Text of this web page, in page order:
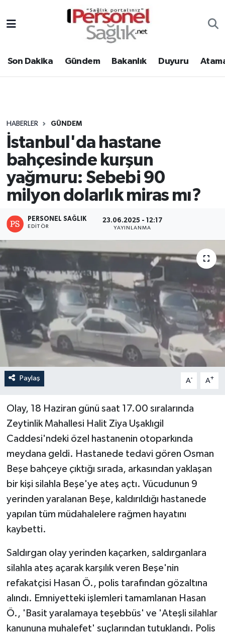
Son Dakika Gündem Bakanlık Duyuru
HABERLER GÜNDEM
İstanbul'da hastane
bahçesinde kurşun
yağmuru: Sebebi 90
milyon dolarlık miras mı?
PERSONEL SAĞLIK
EDITÖR
23.06.2025 - 12:17
YAYINLANMA
Paylaş A- A+
Olay, 18 Haziran günü saat 17.00 sıralarında
Zeytinlik Mahallesi Halit Ziya Uşaklıgil
Caddesi'ndeki özel hastanenin otoparkında
meydana geldi. Hastanede tedavi gören Osman
Beşe bahçeye çıktığı sırada, arkasından yaklaşan
bir kişi silahla Beşe'ye ateş açtı. Vücudunun 9
yerinden yaralanan Beşe, kaldırıldığı hastanede
yapılan tüm müdahalelere rağmen hayatını
kaybetti.
Saldırgan olay yerinden kaçarken, saldırganlara
silahla ateş açarak karşılık veren Beşe'nin
refakatçisi Hasan Ö., polis tarafından gözaltına
alındı. Emniyetteki işlemleri tamamlanan Hasan
Ö., 'Basit yaralamaya teşebbüs' ve 'Ateşli silahlar
kanununa muhalefet' suçlarından tutuklandı. Polis
Gündem
Atamalar
Mevzuat
Sendika
Kpss - Sınav
Nöbetçi Eczaneler
Hava Durumu
Tüm Manşetler
Son Dakika Haberleri
Haber Arşivi